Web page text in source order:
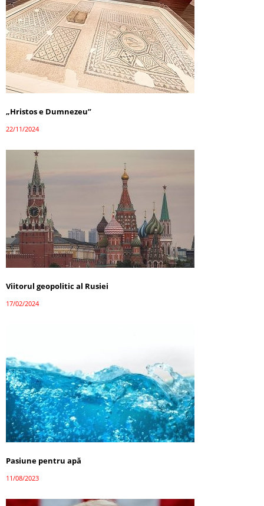
„Hristos e Dumnezeu”
22/11/2024
Viitorul geopolitic al Rusiei
17/02/2024
Pasiune pentru apă
11/08/2023